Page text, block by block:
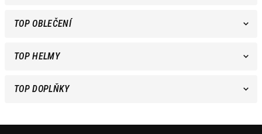
TOP OBLEČENÍ
TOP HELMY
TOP DOPLŇKY